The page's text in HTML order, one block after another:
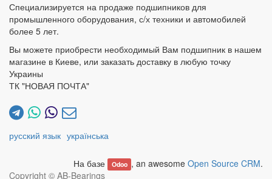
Специализируется на продаже подшипников для
промышленного оборудования, с/х техники и автомобилей
более 5 лет.
Вы можете приобрести необходимый Вам подшипник в нашем
магазине в Киеве, или заказать доставку в любую точку
Украины
ТК "НОВАЯ ПОЧТА"
русский язык українська
На базе Odoo , an awesome Open Source CRM.
Copyright © AB-Bearings